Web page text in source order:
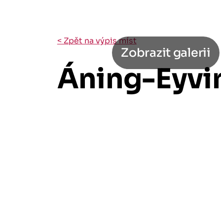
< Zpět na výpis míst
Áning-
Zobrazit galerii